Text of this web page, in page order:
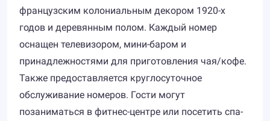
французским колониальным декором 1920-х
годов и деревянным полом. Каждый номер
оснащен телевизором, мини-баром и
принадлежностями для приготовления чая/кофе.
Также предоставляется круглосуточное
обслуживание номеров. Гости могут
позаниматься в фитнес-центре или посетить спа-